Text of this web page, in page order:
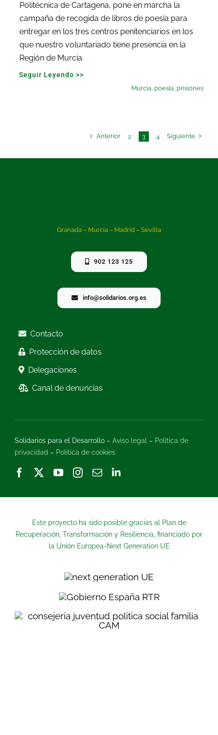
Politécnica de Cartagena, pone en marcha la
campaña de recogida de libros de poesía para
entregar en los tres centros penitenciarios en los
que nuestro voluntariado tiene presencia en la
Región de Murcia.
Seguir Leyendo >>
Murcia, poesía, prisiones
Anterior 2 3 4 Siguiente
Granada – Murcia – Madrid – Sevilla
902 123 125
info@solidarios.org.es
Contacto
Protección de datos
Delegaciones
Canal de denuncias
Solidarios para el Desarrollo – Aviso legal – Politica de
privacidad – Politica de cookies
Este proyecto ha sido posible gracias al Plan de
Recuperación, Transformación y Resiliencia, financiado por
la Unión Europea-Next Generation UE